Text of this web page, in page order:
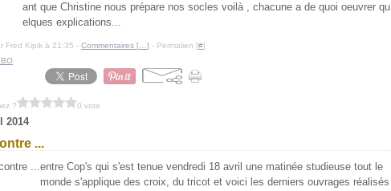
ant que Christine nous prépare nos socles voilà , chacune a de quoi oeuvrer qu
elques explications...
Fred Kipik à 21:35 - Commentaires [ ] - Permalien [#]
? 0 vote
2014
...
entre Cop's qui s'est tenue vendredi 18 avril une matinée studieuse tout le
monde s'applique des croix, du tricot et voici les derniers ouvrages réalisés